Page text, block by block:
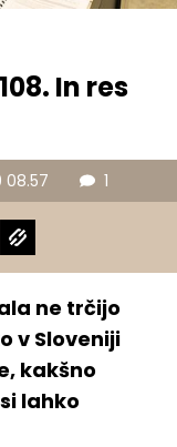
In res
08.57 1
ne trčijo
v Sloveniji
kakšno
lahko